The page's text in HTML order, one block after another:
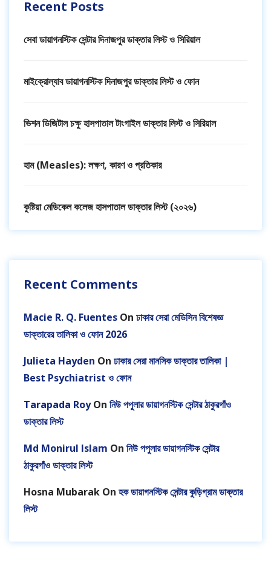
Recent Posts
সেবা ডায়াগনস্টিক সেন্টার দিনাজপুর ডাক্তার লিস্ট ও সিরিয়াল
মাইক্রোল্যাব ডায়াগনস্টিক দিনাজপুর ডাক্তার লিস্ট ও ফোন
ভিশন ডিজিটাল চক্ষু হাসপাতাল টাংগাইল ডাক্তার লিস্ট ও সিরিয়াল
হাম (Measles): লক্ষণ, কারণ ও প্রতিকার
কুষ্টিয়া মেডিকেল কলেজ হাসপাতাল ডাক্তার লিস্ট (২০২৬)
Recent Comments
Macie R. Q. Fuentes On ঢাকার সেরা মেডিসিন বিশেষজ্ঞ
ডাক্তারের তালিকা ও ফোন 2026
Julieta Hayden On ঢাকার সেরা মানসিক ডাক্তার তালিকা |
Best Psychiatrist ও ফোন
Tarapada RoyOn নিউ পপুলার ডায়াগনস্টিক সেন্টার ঠাকুরগাঁও
ডাক্তার লিস্ট
Md Monirul Islam On নিউ পপুলার ডায়াগনস্টিক সেন্টার
ঠাকুরগাঁও ডাক্তার লিস্ট
Hosna Mubarak On হক ডায়াগনস্টিক সেন্টার কুড়িগ্রাম ডাক্তার
লিস্ট